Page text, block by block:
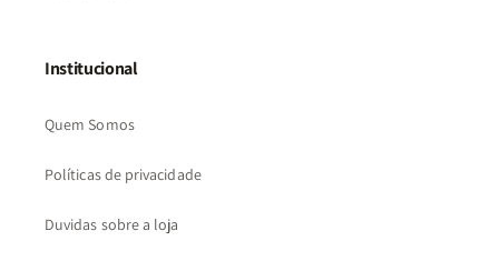
Institucional
Quem Somos
Políticas de privacidade
Duvidas sobre a loja